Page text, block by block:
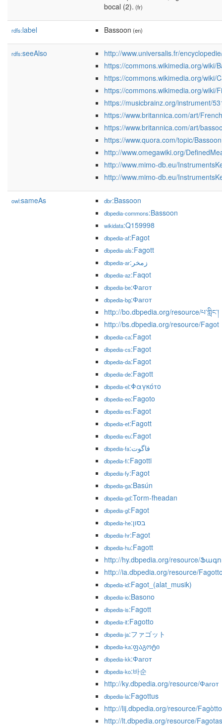
bocal (2). (fr)
rdfs:label Bassoon (en)
rdfs:seeAlso
http://www.universalis.fr/
https://commons.wikimedia.org/wiki/
https://commons.wikimedia.org/wiki/
https://commons.wikimedia.org/wiki/
https://musicbrainz.org/instrument/
https://www.britannica.com/art/
https://www.britannica.com/art/
https://www.quora.com/topic/Bassoon
http://www.omegawiki.org/
http://www.mimo-db.eu/
http://www.mimo-db.eu/
owl:sameAs dbr:Bassoon
dbpedia-commons:Bassoon
wikidata:Q159998
dbpedia-af:Fagot
dbpedia-als:Fagott
dbpedia-ar :زمخر
dbpedia-az:Faqot
dbpedia-be:Фагот
dbpedia-bg:Фагот
http://bo.dbpedia.org/resource/པ་གླིང་།
http://bs.dbpedia.org/resource/Fagot
dbpedia-ca:Fagot
dbpedia-cs:Fagot
dbpedia-da:Fagot
dbpedia-de:Fagott
dbpedia-el:Φαγκότο
dbpedia-eo:Fagoto
dbpedia-es:Fagot
dbpedia-et:Fagott
dbpedia-eu:Fagot
dbpedia-fa :فاگوت
dbpedia-fi:Fagotti
dbpedia-fy:Fagot
dbpedia-ga:Basún
dbpedia-gd:Torm-fheadan
dbpedia-gl:Fagot
dbpedia-he :בסון
dbpedia-hr:Fagot
dbpedia-hu:Fagott
http://hy.dbpedia.org/resource/
http://ia.dbpedia.org/resource/
dbpedia-id:Fagot_(alat_musik)
dbpedia-io:Basono
dbpedia-is:Fagott
dbpedia-it:Fagotto
dbpedia-ja:ファゴット
dbpedia-ka:ფაგოტი
dbpedia-kk:Фагот
dbpedia-ko:바순
http://ky.dbpedia.org/resource/Фагот
dbpedia-la:Fagottus
http://lij.dbpedia.org/resource/Fagòtto
http://lt.dbpedia.org/resource/Fagotas